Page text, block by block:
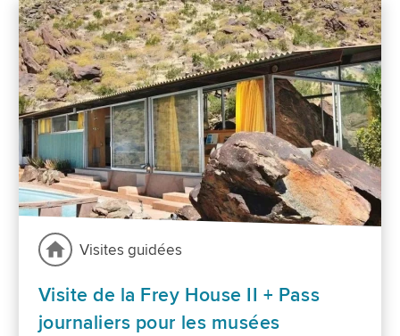
Visites guidées
Visite de la Frey House II + Pass
journaliers pour les musées